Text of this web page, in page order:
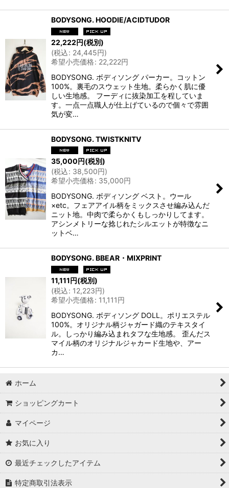
BODYSONG. HOODIE/ACIDTUDOR
22,222円(税別)
(税込: 24,445円)
希望小売価格: 22,222円
BODYSONG. ボディソング パーカー。コットン
100%。裏毛のスウェット生地。柔らかく肌に優
しい生地感。 フーディに抜染加工を程していま
す。一点一点職人が仕上げているので個々で雰囲
気が変…
BODYSONG. TWISTKNITV
35,000円(税別)
(税込: 38,500円)
希望小売価格: 35,000円
BODYSONG. ボディソング ベスト。ウール
×etc。フェアアイル柄をミックスさせ編み込んだ
ニット地。中肉で柔らかくもしっかりしてます。
アシンメトリーな捻じれたシルエットが特徴なニ
ットベ…
BODYSONG. BBEAR・MIXPRINT
11,111円(税別)
(税込: 12,223円)
希望小売価格: 11,111円
BODYSONG. ボディソング DOLL。ポリエステル
100%。オリジナル柄ジャガード織のテキスタイ
ル。しっかり編み込まれタフな生地感。 歪んだス
マイル柄のオリジナルジャカード生地や、アー
カ…
ホーム
ショッピングカート
マイページ
お気に入り
最近チェックしたアイテム
特定商取引法表示